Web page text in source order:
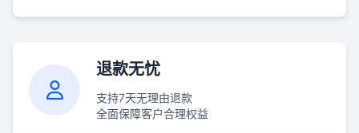
退款无忧
支持7天无理由退款
全面保障客户合理权益